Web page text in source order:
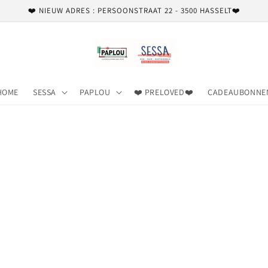
❤️ NIEUW ADRES : PERSOONSTRAAT 22 - 3500 HASSELT❤️
SESSA PAPLOU ❤️ PRELOVED❤️